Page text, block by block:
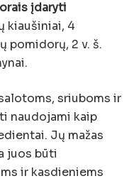
įdaryti
kiaušiniai, 4
pomidorų, 2 v. š.
sriuboms ir
naudojami kaip
Jų mažas
juos būti
ir kasdieniems